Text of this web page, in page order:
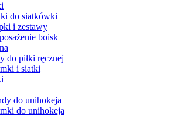
do siatkówki
i zestawy
boisk
do piłki ręcznej
i siatki
do unihokeja
do unihokeja